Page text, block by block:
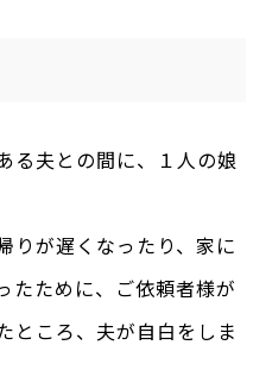
る夫との間に、１人の娘
りが遅くなったり、家に
たために、ご依頼者様が
ところ、夫が自白をしま